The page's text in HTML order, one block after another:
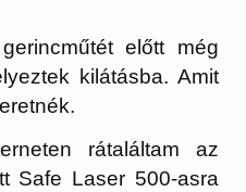
előtt még
kilátásba. Amit
rátaláltam az
Safe Laser 500-asra